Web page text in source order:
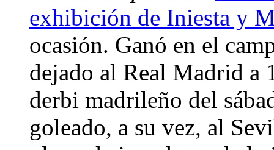
exhibición de Iniesta y
ocasión. Ganó en el
dejado al Real Madrid a
derbi madrileño del
goleado, a su vez, al